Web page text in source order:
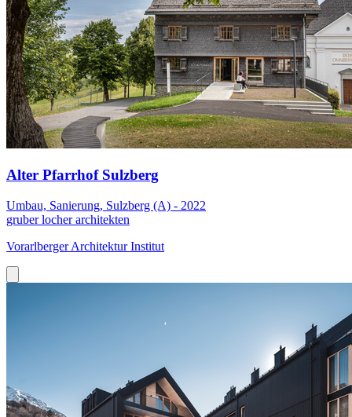
Alter Pfarrhof Sulzberg
Umbau, Sanierung, Sulzberg (A) - 2022
gruber locher architekten
Vorarlberger Architektur Institut